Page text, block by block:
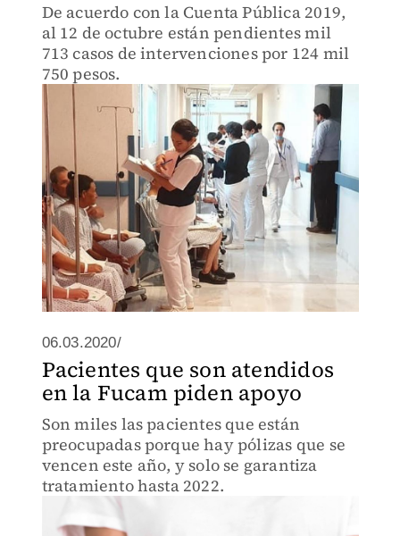
De acuerdo con la Cuenta Pública 2019,
al 12 de octubre están pendientes mil
713 casos de intervenciones por 124 mil
750 pesos.
06.03.2020/
Pacientes que son atendidos
en la Fucam piden apoyo
Son miles las pacientes que están
preocupadas porque hay pólizas que se
vencen este año, y solo se garantiza
tratamiento hasta 2022.